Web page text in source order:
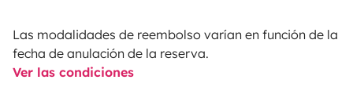
Las modalidades de reembolso varían en función de la
fecha de anulación de la reserva.
Ver las condiciones